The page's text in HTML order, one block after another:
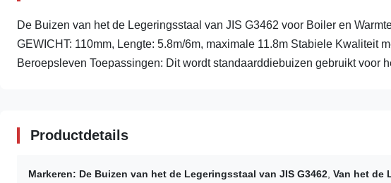
De Buizen van het de Legeringsstaal van JIS G3462 voor Boiler en
GEWICHT: 110mm, Lengte: 5.8m/6m, maximale 11.8m Stabiele Kwaliteit
Beroepsleven Toepassingen: Dit wordt standaarddiebuizen gebruikt voor
Productdetails
Markeren: De Buizen van het de Legeringsstaal van JIS G3462 Van het de